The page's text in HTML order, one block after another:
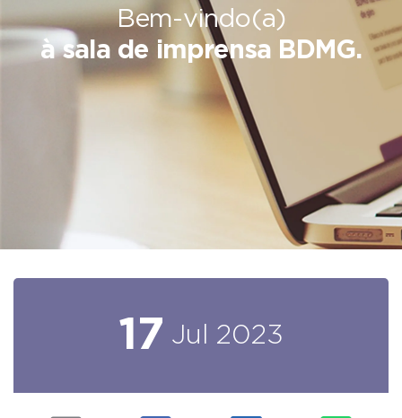
Bem-vindo(a)
à sala de imprensa BDMG.
17 Jul 2023